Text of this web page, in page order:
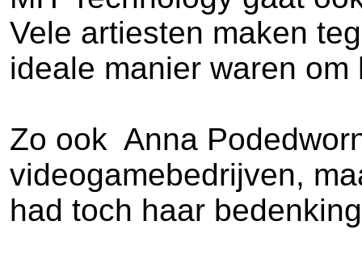
Vele artiesten maken
ideale manier waren
Zo ook Anna
videogamebedrijven,
had toch haar